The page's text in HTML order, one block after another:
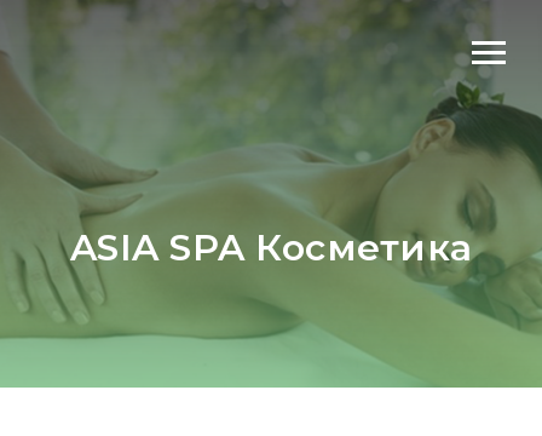
ASIA SPA Косметика